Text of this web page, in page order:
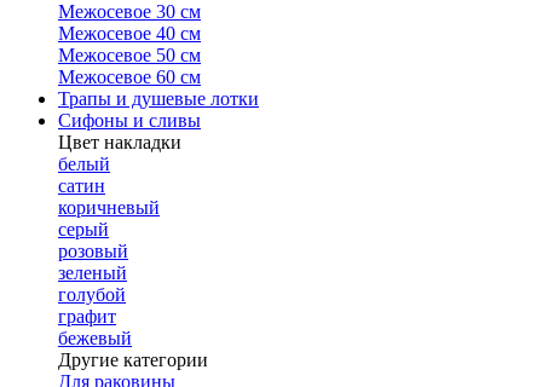
Межосевое 30 см
Межосевое 40 см
Межосевое 50 см
Межосевое 60 см
Трапы и душевые лотки
Сифоны и сливы
Цвет накладки
белый
сатин
коричневый
серый
розовый
зеленый
голубой
графит
бежевый
Другие категории
Для раковины